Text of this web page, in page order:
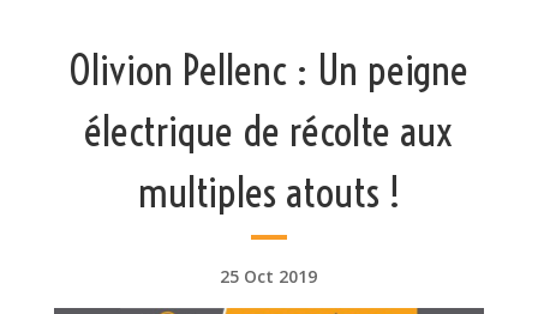
Olivion Pellenc : Un peigne
électrique de récolte aux
multiples atouts !
25 Oct 2019